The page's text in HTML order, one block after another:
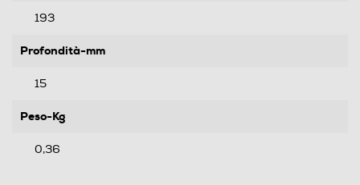
193
Profondità-mm
15
Peso-Kg
0,36